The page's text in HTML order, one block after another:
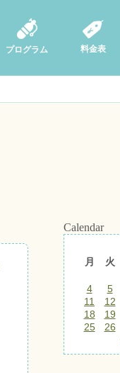
プログラム 料金表
Calendar
月
火
4
5
11
12
18
19
25
26